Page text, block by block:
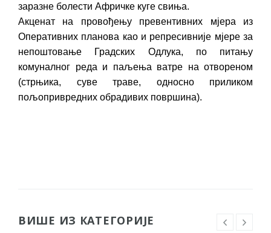
заразне болести Афричке куге свиња.
Акценат на провођењу превентивних мјера из
Оперативних планова као и репресивније мјере за
непоштовање Градских Одлука, по питању
комуналног реда и паљења ватре на отвореном
(стрњика, суве траве, односно приликом
пољопривредних обрадивих површина).
ВИШЕ ИЗ КАТЕГОРИЈЕ